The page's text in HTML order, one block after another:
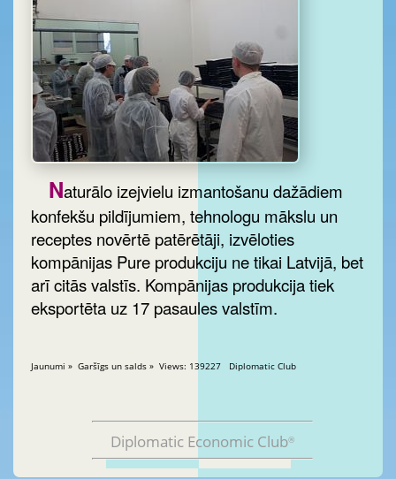
Naturālo izejvielu izmantošanu dažādiem
konfekšu pildījumiem, tehnologu mākslu un
receptes novērtē patērētāji, izvēloties
kompānijas Pure produkciju ne tikai Latvijā, bet
arī citās valstīs. Kompānijas produkcija tiek
eksportēta uz 17 pasaules valstīm.
Jaunumi » Garšīgs un salds » Views: 139227 Diplomatic Club
Diplomatic Economic Club®